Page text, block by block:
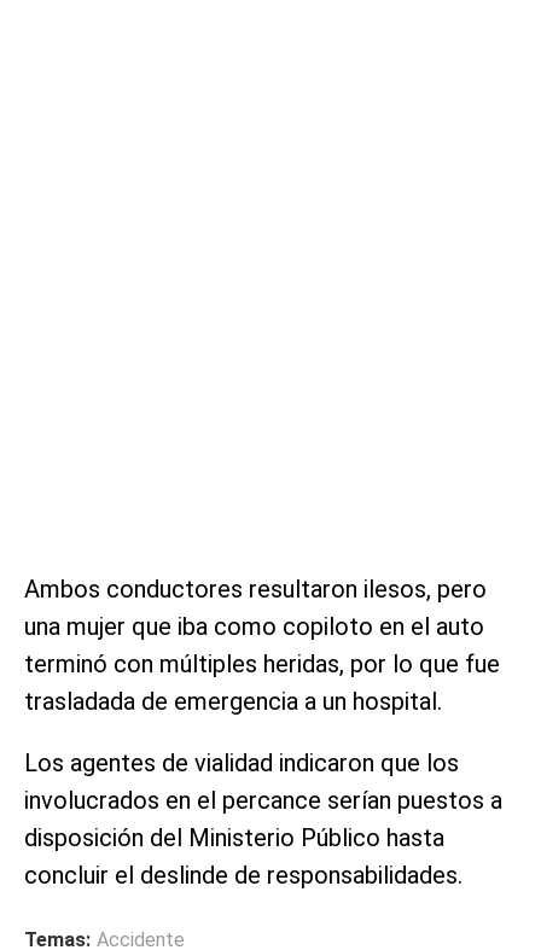
Ambos conductores resultaron ilesos, pero
una mujer que iba como copiloto en el auto
terminó con múltiples heridas, por lo que fue
trasladada de emergencia a un hospital.
Los agentes de vialidad indicaron que los
involucrados en el percance serían puestos a
disposición del Ministerio Público hasta
concluir el deslinde de responsabilidades.
Temas: Accidente